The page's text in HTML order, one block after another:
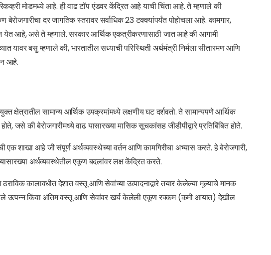
मोडमध्ये आहे. ही वाढ टॉप एंडवर केंद्रित आहे याची चिंता आहे. ते म्हणाले की
बेरोजगारीचा दर जागतिक स्तरावर सर्वाधिक 23 टक्क्यांपर्यंत पोहोचला आहे. कामगार,
येत आहे, असे ते म्हणाले. सरकार आर्थिक एकत्रीकरणासाठी जात आहे की आगामी
यावर बसु म्हणाले की, भारतातील सध्याची परिस्थिती अर्थमंत्री निर्मला सीतारमण आणि
आहे.
क्षेत्रातील सामान्य आर्थिक उपक्रमांमध्ये लक्षणीय घट दर्शवतो. ते सामान्यपणे आर्थिक
जसे की बेरोजगारीमध्ये वाढ यासारख्या मासिक सूचकांसह जीडीपीद्वारे प्रतिबिंबित होते.
एक शाखा आहे जी संपूर्ण अर्थव्यवस्थेच्या वर्तन आणि कामगिरीचा अभ्यास करते. हे बेरोजगारी,
अर्थव्यवस्थेतील एकूण बदलांवर लक्ष केंद्रित करते.
कालावधीत देशात वस्तू आणि सेवांच्या उत्पादनाद्वारे तयार केलेल्या मूल्याचे मानक
उत्पन्न किंवा अंतिम वस्तू आणि सेवांवर खर्च केलेली एकूण रक्कम (कमी आयात) देखील